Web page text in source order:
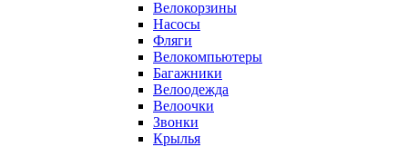
Велокорзины
Насосы
Фляги
Велокомпьютеры
Багажники
Велоодежда
Велоочки
Звонки
Крылья